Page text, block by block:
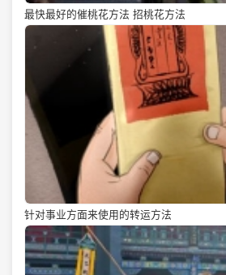
最快最好的催桃花方法 招桃花方法
针对事业方面来使用的转运方法